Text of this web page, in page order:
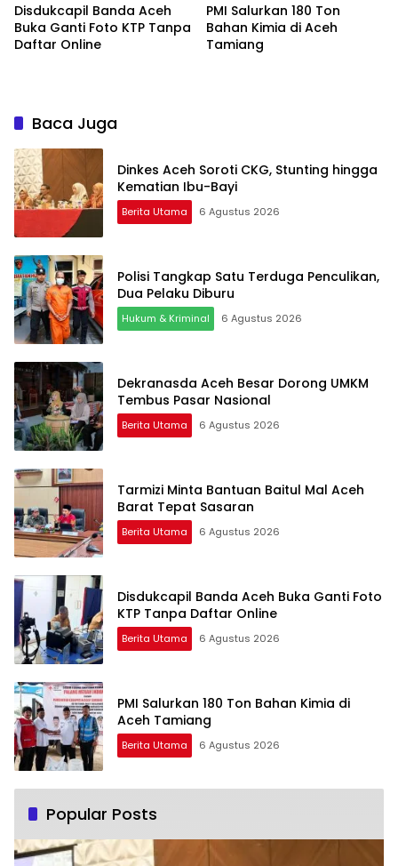
Disdukcapil Banda Aceh
Buka Ganti Foto KTP Tanpa
Daftar Online
PMI Salurkan 180 Ton
Bahan Kimia di Aceh
Tamiang
Baca Juga
Dinkes Aceh Soroti CKG, Stunting hingga
Kematian Ibu-Bayi
Berita Utama 6 Agustus 2026
Polisi Tangkap Satu Terduga Penculikan,
Dua Pelaku Diburu
Hukum & Kriminal 6 Agustus 2026
Dekranasda Aceh Besar Dorong UMKM
Tembus Pasar Nasional
Berita Utama 6 Agustus 2026
Tarmizi Minta Bantuan Baitul Mal Aceh
Barat Tepat Sasaran
Berita Utama 6 Agustus 2026
Disdukcapil Banda Aceh Buka Ganti Foto
KTP Tanpa Daftar Online
Berita Utama 6 Agustus 2026
PMI Salurkan 180 Ton Bahan Kimia di
Aceh Tamiang
Berita Utama 6 Agustus 2026
Popular Posts